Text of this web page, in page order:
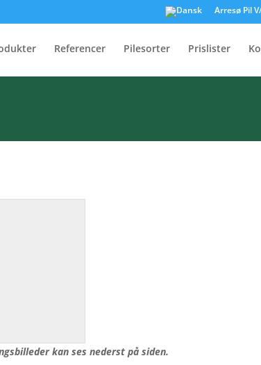
Arresø Pil
Referencer Pilesorter Prislister
Tivoli 2008
kan ses nederst på siden.